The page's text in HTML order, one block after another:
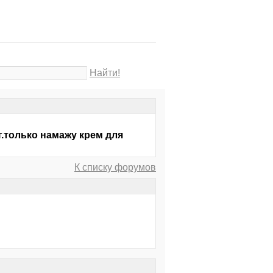
Найти!
намажу крем для
К списку форумов